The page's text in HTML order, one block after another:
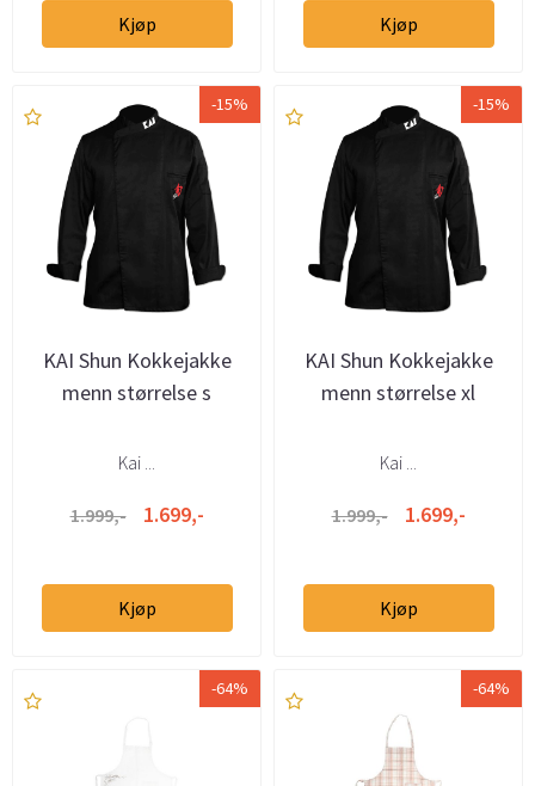
Kjøp Kjøp
-15%
KAI Shun Kokkejakke
menn størrelse s
Kai ...
1.999,- 1.699,-
Kjøp
-15%
KAI Shun Kokkejakke
menn størrelse xl
Kai ...
1.999,- 1.699,-
Kjøp
-64% -64%